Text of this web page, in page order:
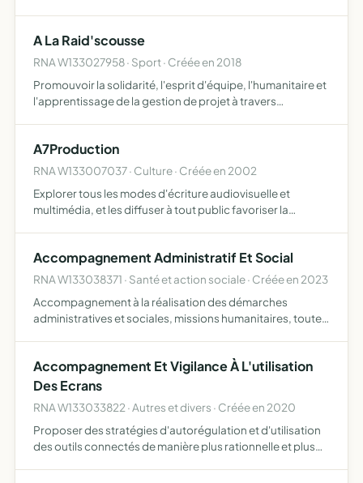
A La Raid'scousse
RNA W133027958 · Sport · Créée en 2018
Promouvoir la solidarité, l'esprit d'équipe, l'humanitaire et
l'apprentissage de la gestion de projet à travers
A7Production
RNA W133007037 · Culture · Créée en 2002
Explorer tous les modes d'écriture audiovisuelle et
multimédia, et les diffuser à tout public favoriser la
Accompagnement Administratif Et Social
RNA W133038371 · Santé et action sociale · Créée en 2023
Accompagnement à la réalisation des démarches
administratives et sociales, missions humanitaires, toutes
Accompagnement Et Vigilance À L'utilisation
Des Ecrans
RNA W133033822 · Autres et divers · Créée en 2020
Proposer des stratégies d'autorégulation et d'utilisation
des outils connectés de manière plus rationnelle et plus